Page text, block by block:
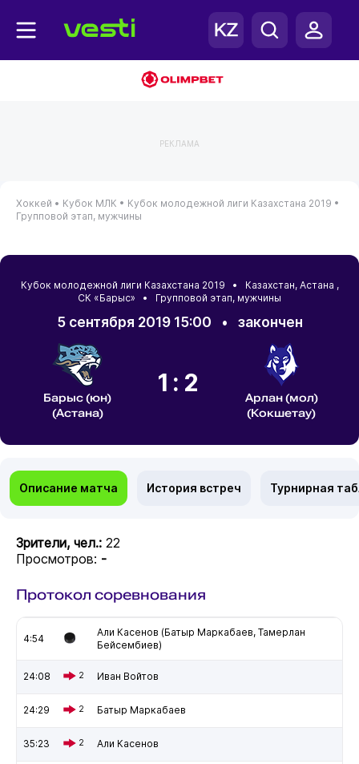
РЕКЛАМА
Хоккей • Кубок МЛК • Кубок молодежной лиги Казахстана 2019 •
Групповой этап, мужчины
Кубок молодежной лиги Казахстана 2019 • Казахстан, Астана ,
СК «Барыс» • Групповой этап, мужчины
5 сентября 2019 15:00 • закончен
Барыс (юн)
(Астана)
1:2
Арлан (мол)
(Кокшетау)
Описание матча История встреч Турнирная
Зрители, чел.: 22
Просмотров: -
Протокол соревнования
4:54
Али Касенов (Батыр Маркабаев, Тамерлан
Бейсембиев)
24:08 2 Иван Войтов
24:29 2 Батыр Маркабаев
35:23 2 Али Касенов